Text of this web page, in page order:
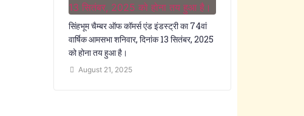
सिंहभूम चैम्बर ऑफ कॉमर्स एंड इंडस्ट्री का 74वां
वार्षिक आमसभा शनिवार, दिनांक 13 सितंबर, 2025
को होना तय हुआ है।
August 21, 2025